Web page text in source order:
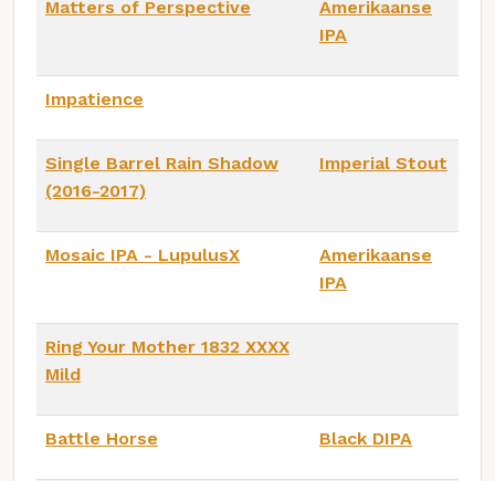
Matters of Perspective
Amerikaanse
IPA
Impatience
Single Barrel Rain Shadow
(2016-2017)
Imperial Stout
Mosaic IPA - LupulusX
Amerikaanse
IPA
Ring Your Mother 1832 XXXX
Mild
Battle Horse Black DIPA